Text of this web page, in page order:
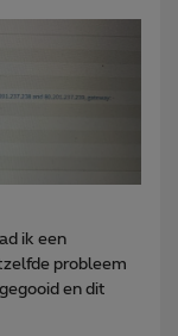
ik een
probleem
en dit